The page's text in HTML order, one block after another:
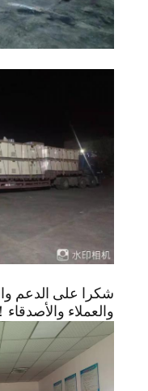
شكرا على الدعم
والعملاء والأصدقاء！